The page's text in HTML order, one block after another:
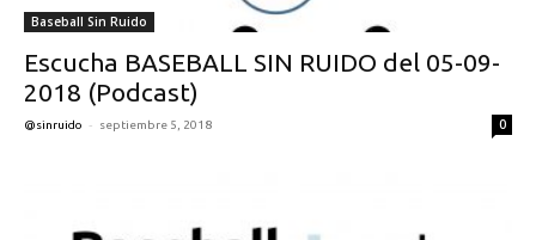
Baseball Sin Ruido
Escucha BASEBALL SIN RUIDO del 05-09-
2018 (Podcast)
@sinruido - septiembre 5, 2018 0